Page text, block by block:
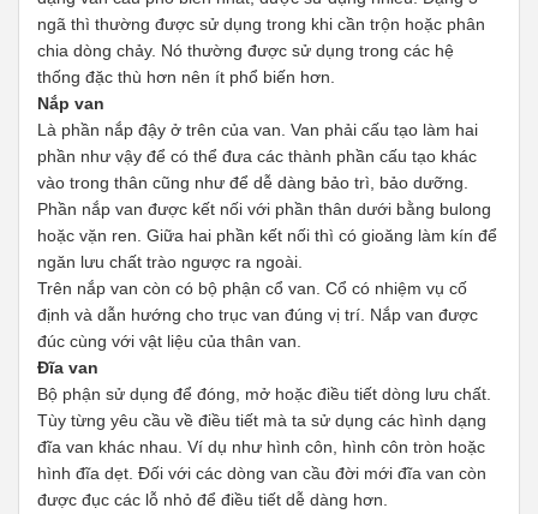
ngã thì thường được sử dụng trong khi cần trộn hoặc phân
chia dòng chảy. Nó thường được sử dụng trong các hệ
thống đặc thù hơn nên ít phổ biến hơn.
Nắp van
Là phần nắp đậy ở trên của van. Van phải cấu tạo làm hai
phần như vậy để có thể đưa các thành phần cấu tạo khác
vào trong thân cũng như để dễ dàng bảo trì, bảo dưỡng.
Phần nắp van được kết nối với phần thân dưới bằng bulong
hoặc vặn ren. Giữa hai phần kết nối thì có gioăng làm kín để
ngăn lưu chất trào ngược ra ngoài.
Trên nắp van còn có bộ phận cổ van. Cổ có nhiệm vụ cố
định và dẫn hướng cho trục van đúng vị trí. Nắp van được
đúc cùng với vật liệu của thân van.
Đĩa van
Bộ phận sử dụng để đóng, mở hoặc điều tiết dòng lưu chất.
Tùy từng yêu cầu về điều tiết mà ta sử dụng các hình dạng
đĩa van khác nhau. Ví dụ như hình côn, hình côn tròn hoặc
hình đĩa dẹt. Đối với các dòng van cầu đời mới đĩa van còn
được đục các lỗ nhỏ để điều tiết dễ dàng hơn.